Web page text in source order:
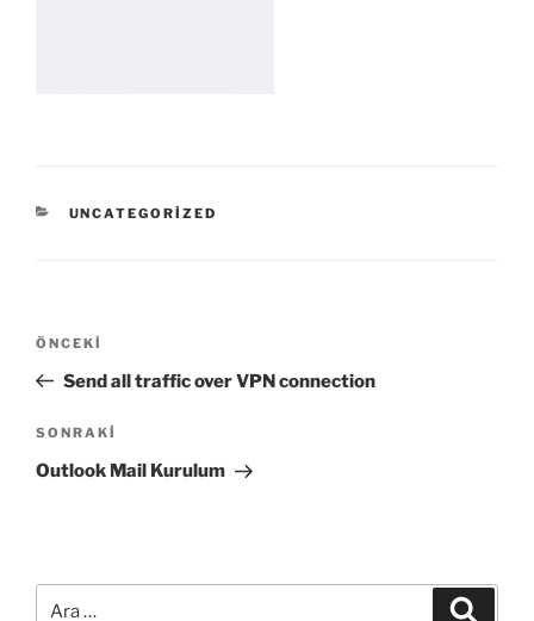
KATEGORILER
UNCATEGORIZED
Yazı
Önceki
Yazı
ÖNCEKI
Send all traffic over VPN connection
Sonraki
Yazı
SONRAKI
Outlook Mail Kurulum